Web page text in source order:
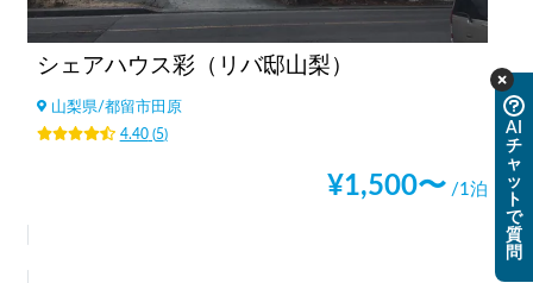
シェアハウス彩（リバ邸山梨）
山梨県/都留市田原
4.40(5)
¥1,500〜 /1泊
AI
チ
ャ
ッ
ト
で
質
問